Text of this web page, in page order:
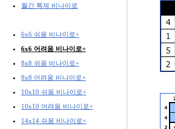
월간 특제 비나이로
6x6 쉬움 비나이로+
6x6 어려움 비나이로+
8x8 쉬움 비나이로+
8x8 어려움 비나이로+
10x10 쉬움 비나이로+
10x10 어려움 비나이로+
14x14 쉬움 비나이로+